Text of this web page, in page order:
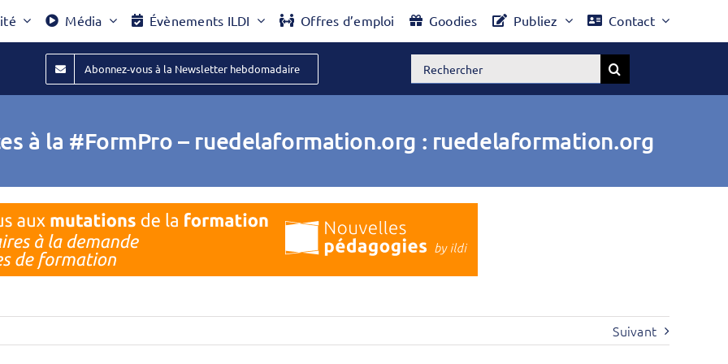
Média Évènements ILDI Offres d’emploi Goodies Publiez Contact
Abonnez-vous à la Newsletter hebdomadaire Rechercher:
à la #FormPro – ruedelaformation.org : ruedelaformation.org
Suivant